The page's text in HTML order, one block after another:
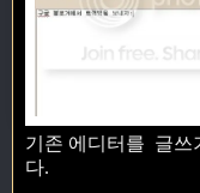
기존 에디터를 글쓰
다.